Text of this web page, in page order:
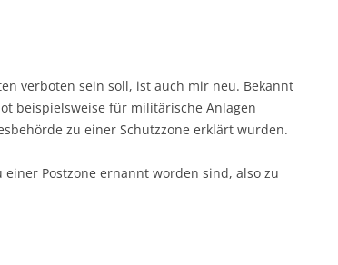
verboten sein soll, ist auch mir neu. Bekannt
beispielsweise für militärische Anlagen
zu einer Schutzzone erklärt wurden.
Postzone ernannt worden sind, also zu